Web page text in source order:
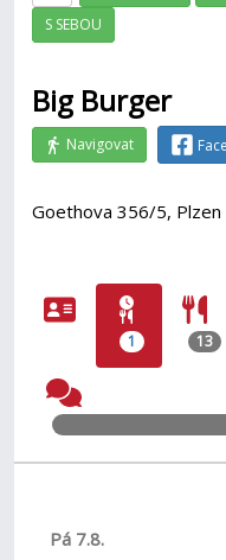
S SEBOU
Big Burger
Navigovat
Goethova 356/5, Plzen
1 13
Pá 7.8.